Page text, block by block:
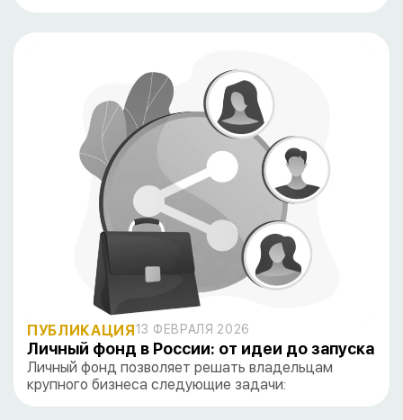
ПУБЛИКАЦИЯ13 ФЕВРАЛЯ 2026
Личный фонд в России: от идеи до запуска
Личный фонд позволяет решать владельцам
крупного бизнеса следующие задачи: